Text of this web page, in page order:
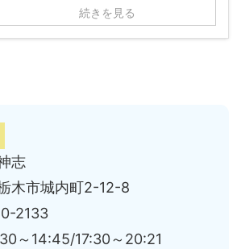
続きを見る
志
木市城内町2-12-8
2133
～14:45/17:30～20:21